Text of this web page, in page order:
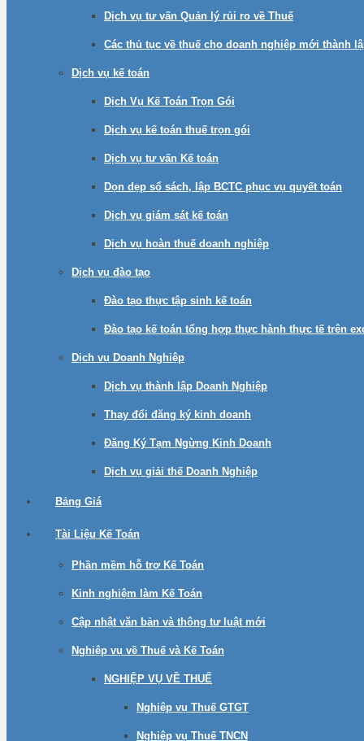
Dịch vụ tư vấn Quản lý rủi ro về Thuế
Các thủ tục về thuế cho doanh nghiệp mới thành
Dịch vụ kế toán
Dịch Vụ Kế Toán Trọn Gói
Dịch vụ kế toán thuế trọn gói
Dịch vụ tư vấn Kế toán
Dọn dẹp sổ sách, lập BCTC phục vụ quyết toán
Dịch vụ giám sát kế toán
Dịch vụ hoàn thuế doanh nghiệp
Dịch vụ đào tạo
Đào tạo thực tập sinh kế toán
Đào tạo kế toán tổng hợp thực hành thực tế trên
Dịch vụ Doanh Nghiệp
Dịch vụ thành lập Doanh Nghiệp
Thay đổi đăng ký kinh doanh
Đăng Ký Tạm Ngừng Kinh Doanh
Dịch vụ giải thế Doanh Nghiệp
Bảng Giá
Tài Liệu Kế Toán
Phần mềm hỗ trợ Kế Toán
Kinh nghiệm làm Kế Toán
Cập nhật văn bản và thông tư luật mới
Nghiệp vụ về Thuế và Kế Toán
NGHIỆP VỤ VỀ THUẾ
Nghiệp vụ Thuế GTGT
Nghiệp vụ Thuế TNCN